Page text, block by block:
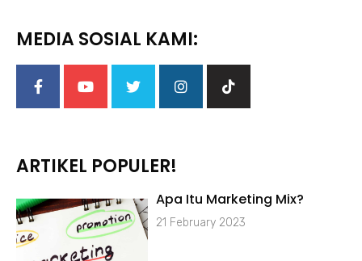
MEDIA SOSIAL KAMI:
ARTIKEL POPULER!
Apa Itu Marketing Mix?
21 February 2023